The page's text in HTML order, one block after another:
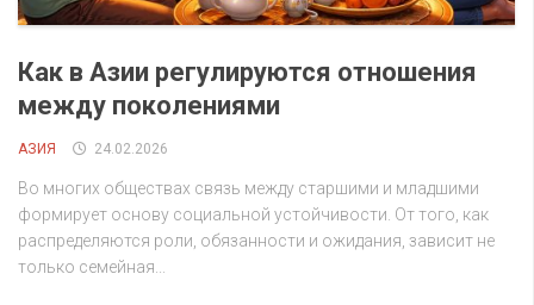
Как в Азии регулируются отношения
между поколениями
АЗИЯ 24.02.2026
Во многих обществах связь между старшими и младшими
формирует основу социальной устойчивости. От того, как
распределяются роли, обязанности и ожидания, зависит не
только семейная...